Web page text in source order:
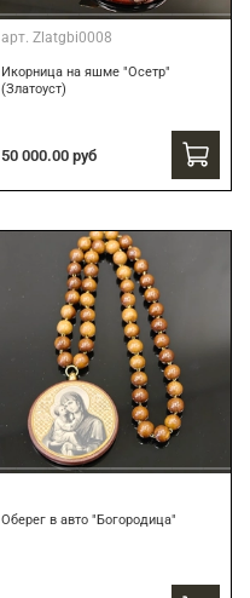
арт. Zlatgbi0008
Икорница на яшме "Осетр"
(Златоуст)
50 000.00 руб
Оберег в авто "Богородица"